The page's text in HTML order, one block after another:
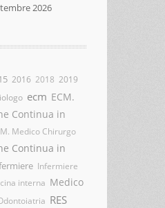
2026
2016 2018 2019
ecm ECM.
Continua in
Medico Chirurgo
Continua in
Infermiere
interna Medico
RES